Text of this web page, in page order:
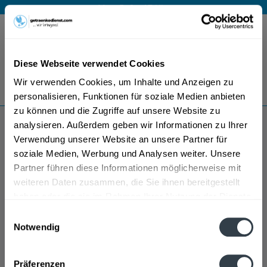
Diese Webseite verwendet Cookies
Wir verwenden Cookies, um Inhalte und Anzeigen zu
personalisieren, Funktionen für soziale Medien anbieten
zu können und die Zugriffe auf unsere Website zu
analysieren. Außerdem geben wir Informationen zu Ihrer
Verwendung unserer Website an unsere Partner für
soziale Medien, Werbung und Analysen weiter. Unsere
Partner führen diese Informationen möglicherweise mit
weiteren Daten zusammen, die Sie ihnen bereitgestellt
Notwendig
Präferenzen
Mo – Fr 9 – 17 Uhr
Menü
Bestellung widerrufen
Es gilt unsere Datenschutzerklärung
Farny